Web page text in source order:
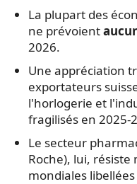
La plupart des
ne prévoient
2026.
Une appréciation
exportateurs
l'horlogerie et
fragilisés en 2025-
Le secteur
Roche), lui,
mondiales